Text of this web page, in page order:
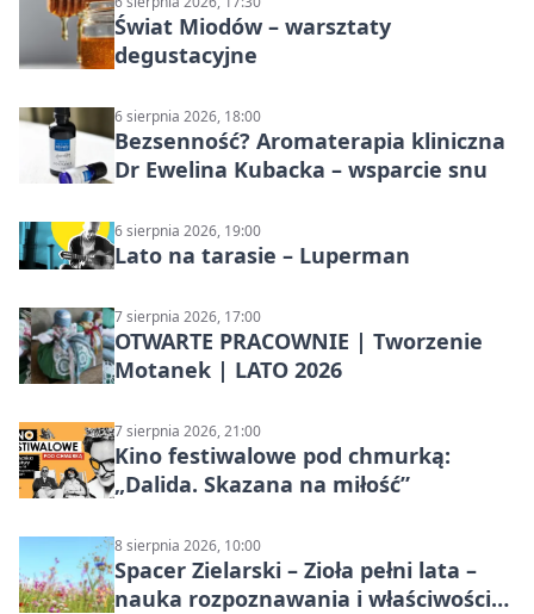
Świat Miodów – warsztaty
degustacyjne
6 sierpnia 2026, 18:00
Bezsenność? Aromaterapia kliniczna
Dr Ewelina Kubacka – wsparcie snu
6 sierpnia 2026, 19:00
Lato na tarasie – Luperman
7 sierpnia 2026, 17:00
OTWARTE PRACOWNIE | Tworzenie
Motanek | LATO 2026
7 sierpnia 2026, 21:00
Kino festiwalowe pod chmurką:
„Dalida. Skazana na miłość”
8 sierpnia 2026, 10:00
Spacer Zielarski – Zioła pełni lata –
nauka rozpoznawania i właściwości